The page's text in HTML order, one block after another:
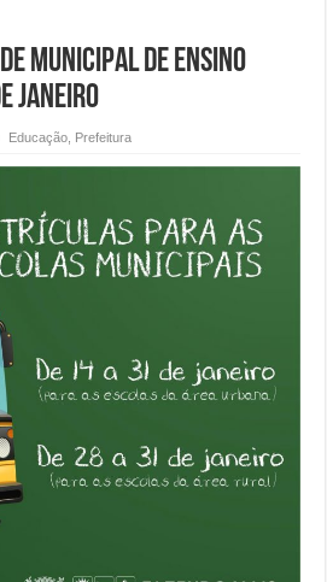
municipal de ensino
janeiro
Educação Prefeitura